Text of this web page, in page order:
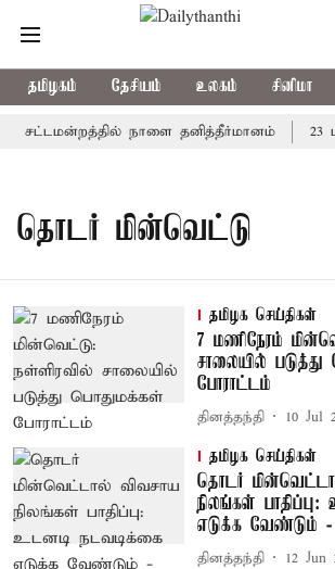
தமிழகம் தேசியம் உலகம் சினிமா
சட்டமன்றத்தில் நாளை தனித்தீர்மானம் 23
தொடர் மின்வெட்டு
தமிழக செய்திகள்
7 மணிநேரம்
சாலையில்
போராட்டம்
தினத்தந்தி 10 Jul
தமிழக செய்திகள்
தொடர்
நிலங்கள்
எடுக்க வேண்டும் -
தினத்தந்தி 12 Jun